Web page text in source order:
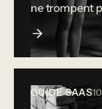
ne trompent
GUIDE SAAS